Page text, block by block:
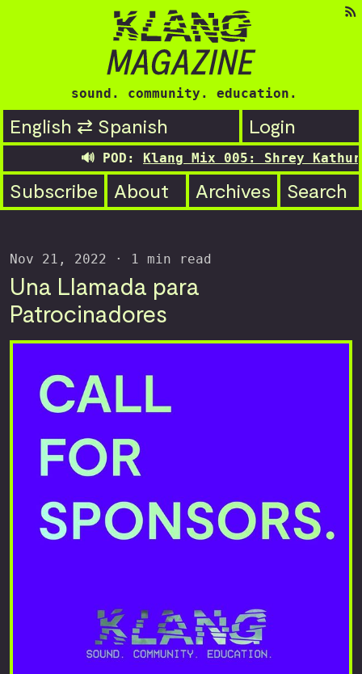
sound. community. education.
English ⇄ Spanish Login
🔊 POD:Klang Mix 005: Shrey
Subscribe About Archives Search
Nov 21, 2022 · 1 min read
Una Llamada para
Patrocinadores